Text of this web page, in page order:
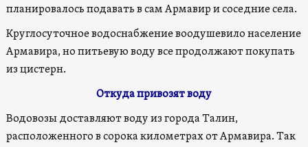
планировалось подавать в сам Армавир и соседние села.
Круглосуточное водоснабжение воодушевило население
Армавира, но питьевую воду все продолжают покупать
из цистерн.
Откуда привозят воду
Водовозы доставляют воду из города Талин,
расположенного в сорока километрах от Армавира. Так